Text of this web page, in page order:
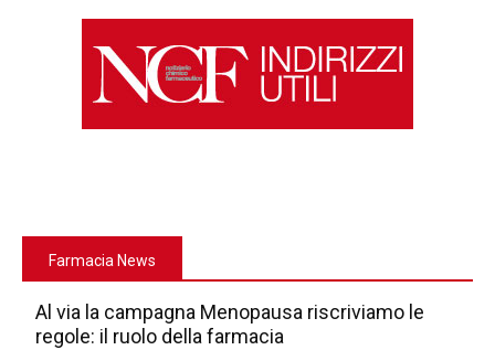
Farmacia News
Al via la campagna Menopausa riscriviamo le
regole: il ruolo della farmacia